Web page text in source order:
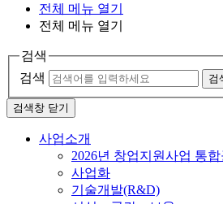
전체 메뉴 열기
전체 메뉴 열기
검색
검색
검
검색창 닫기
사업소개
2026년 창업지원사업 통합
사업화
기술개발(R&D)